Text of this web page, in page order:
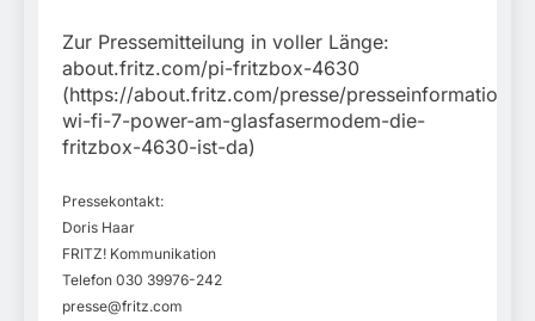
Zur Pressemitteilung in voller Länge:
about.fritz.com/pi-fritzbox-4630
(https://about.fritz.com/presse/
wi-fi-7-power-am-glasfasermodem-die-
fritzbox-4630-ist-da)
Pressekontakt:
Doris Haar
FRITZ! Kommunikation
Telefon 030 39976-242
presse@fritz.com